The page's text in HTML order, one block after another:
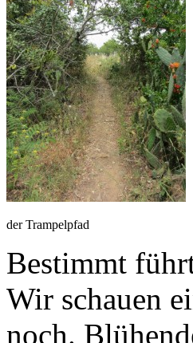
der Trampelpfad
Bestimmt
Wir schauen
noch.